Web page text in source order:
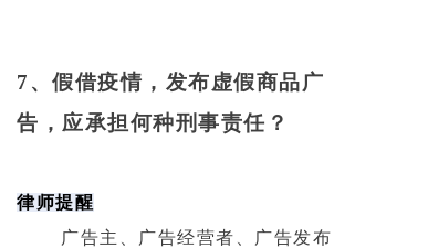
7、假借疫情，发布虚假商品广
告，应承担何种刑事责任？
律师提醒
广告主、广告经营者、广告发布